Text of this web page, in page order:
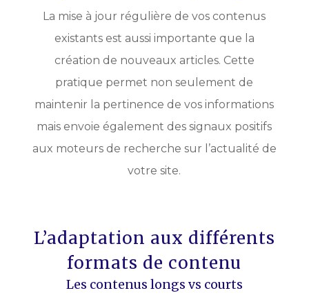
La mise à jour régulière de vos contenus
existants est aussi importante que la
création de nouveaux articles. Cette
pratique permet non seulement de
maintenir la pertinence de vos informations
mais envoie également des signaux positifs
aux moteurs de recherche sur l’actualité de
votre site.
L’adaptation aux différents
formats de contenu
Les contenus longs vs courts